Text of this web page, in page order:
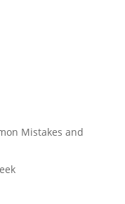
Mistakes and